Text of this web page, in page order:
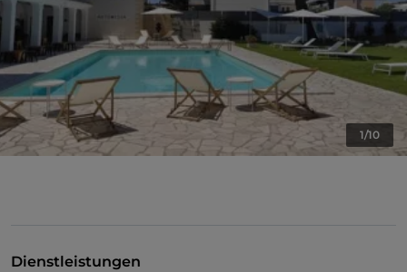
1/10
Dienstleistungen